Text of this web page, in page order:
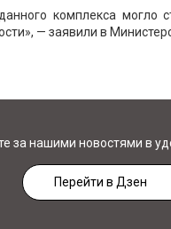
комплекса могло
— заявили в
за нашими новостями в
Перейти в Дзен